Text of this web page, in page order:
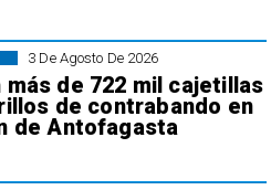
3 De Agosto De 2026
más de 722 mil cajetillas
de contrabando en
de Antofagasta